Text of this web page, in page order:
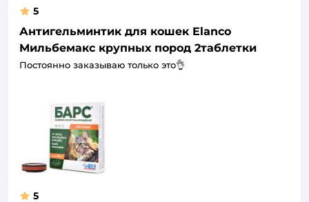
5
Антигельминтик для кошек Elanco
Мильбемакс крупных пород 2таблетки
Постоянно заказываю только это👌
5